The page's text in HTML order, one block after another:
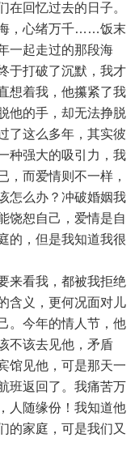
在回忆过去的日子。
，心绪万千……饭末
一起走过的那段海
于打破了沉默，我才
想着我，他攥紧了我
他的手，却无法挣脱
了这么多年，其实彼
种强大的吸引力，我
，而爱情则不一样，
怎么办？冲破婚姻我
饶恕自己，爱情是自
的，但是我知道我很
看我，都被我拒绝
含义，更何况面对儿
。今年的情人节，他
不该去见他，矛盾
馆见他，可是那天一
班返回了。我痛苦万
人随缘份！我知道他
的家庭，可是我们又